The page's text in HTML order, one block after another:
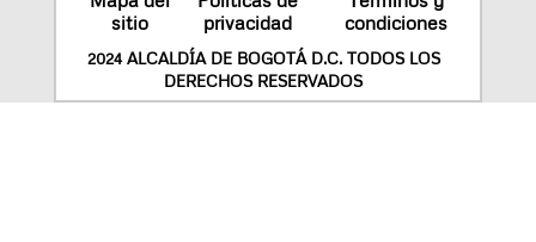
sitio
privacidad
condiciones
2024 ALCALDÍA DE BOGOTÁ D.C. TODOS LOS
DERECHOS RESERVADOS